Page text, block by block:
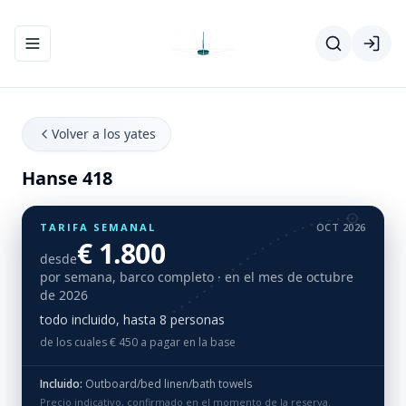
Abrir/cerrar el menú de navegación
Volver a los yates
Hanse 418
TARIFA SEMANAL OCT 2026
desde€ 1.800
por semana, barco completo · en el mes de octubre
de 2026
todo incluido, hasta 8 personas
de los cuales € 450 a pagar en la base
Incluido: Outboard/bed linen/bath towels
Precio indicativo, confirmado en el momento de la reserva.